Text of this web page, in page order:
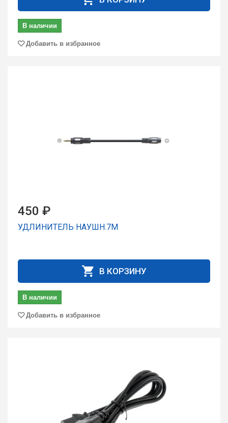
В наличии
Добавить в избранное
450 ₽
УДЛИНИТЕЛЬ НАУШН.7М
В КОРЗИНУ
В наличии
Добавить в избранное